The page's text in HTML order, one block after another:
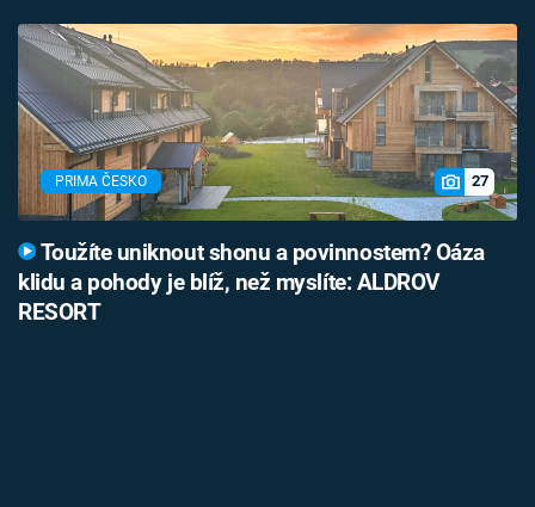
PRIMA ČESKO 27
Toužíte uniknout shonu a povinnostem? Oáza
klidu a pohody je blíž, než myslíte: ALDROV
RESORT